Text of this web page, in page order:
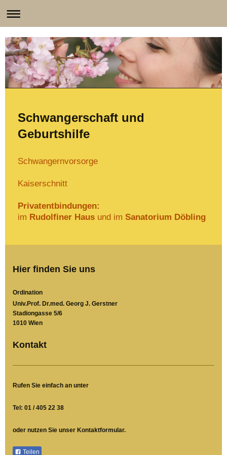
Schwangerschaft und
Geburtshilfe
Schwangernvorsorge
Kaiserschnitt
Privatentbindungen:
im Rudolfiner Haus und im Sanatorium Döbling
Hier finden Sie uns
Ordination
Univ.Prof. Dr.med. Georg J. Gerstner
Stadiongasse 5/6
1010 Wien
Kontakt
Rufen Sie einfach an unter
Tel: 01 / 405 22 38
oder nutzen Sie unser Kontaktformular.
Teilen